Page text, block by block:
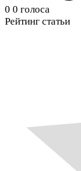
0 0 голоса
Рейтинг статьи